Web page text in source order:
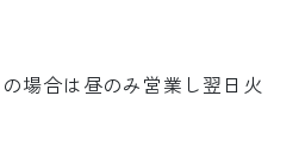
場合は昼のみ営業し翌日火